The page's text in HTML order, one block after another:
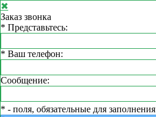
✖
Заказ звонка
* Представьтесь:
* Ваш телефон:
Сообщение:
* - поля, обязательные для заполнения